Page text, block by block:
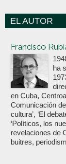
EL AUTOR
Francisco
ha
en Cuba,
Comunicación
cultura’, ‘El
‘Políticos, los
revelaciones de
buitres,